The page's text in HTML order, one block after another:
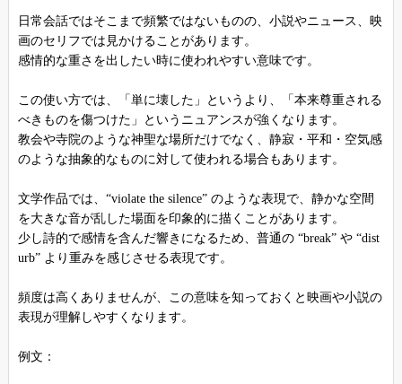
日常会話ではそこまで頻繁ではないものの、小説やニュース、映
画のセリフでは見かけることがあります。
感情的な重さを出したい時に使われやすい意味です。
この使い方では、「単に壊した」というより、「本来尊重される
べきものを傷つけた」というニュアンスが強くなります。
教会や寺院のような神聖な場所だけでなく、静寂・平和・空気感
のような抽象的なものに対して使われる場合もあります。
文学作品では、“violate the silence” のような表現で、静かな空間
を大きな音が乱した場面を印象的に描くことがあります。
少し詩的で感情を含んだ響きになるため、普通の “break” や “dist
urb” より重みを感じさせる表現です。
頻度は高くありませんが、この意味を知っておくと映画や小説の
表現が理解しやすくなります。
例文：